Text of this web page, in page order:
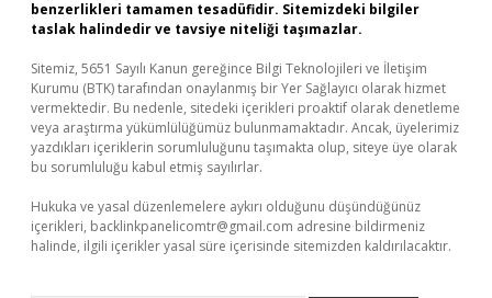
benzerlikleri tamamen tesadüfidir. Sitemizdeki bilgiler
taslak halindedir ve tavsiye niteliği taşımazlar.
Sitemiz, 5651 Sayılı Kanun gereğince Bilgi Teknolojileri ve İletişim
Kurumu (BTK) tarafından onaylanmış bir Yer Sağlayıcı olarak hizmet
vermektedir. Bu nedenle, sitedeki içerikleri proaktif olarak denetleme
veya araştırma yükümlülüğümüz bulunmamaktadır. Ancak, üyelerimiz
yazdıkları içeriklerin sorumluluğunu taşımakta olup, siteye üye olarak
bu sorumluluğu kabul etmiş sayılırlar.
Hukuka ve yasal düzenlemelere aykırı olduğunu düşündüğünüz
içerikleri, backlinkpanelicomtr@gmail.com adresine bildirmeniz
halinde, ilgili içerikler yasal süre içerisinde sitemizden kaldırılacaktır.